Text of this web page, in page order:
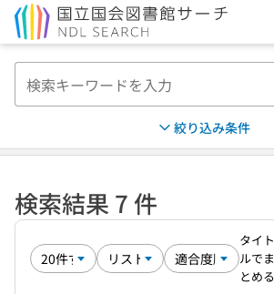
絞り込み条件
検索結果 7 件
タイト
ルでま
とめる